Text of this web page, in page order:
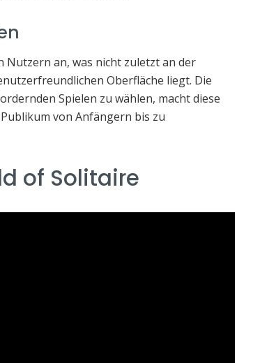
Nutzern an, was nicht zuletzt an der
Oberfläche liegt. Die
Spielen zu wählen, macht diese
von Anfängern bis zu
of Solitaire